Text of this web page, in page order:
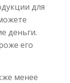
для
деньги.
его
менее